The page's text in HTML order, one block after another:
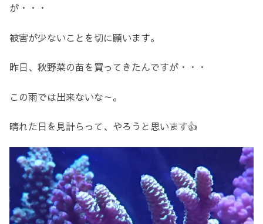
が・・・
被害が少ないことを切に願います。
昨日、秋野菜の苗を買ってきたんですが・・・
この雨では出来ないな～。
晴れた日を見計らって、やろうと思います👍